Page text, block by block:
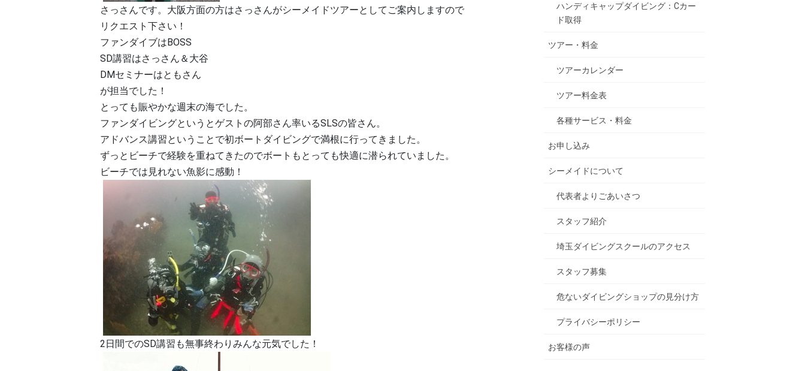
さっさんです。大阪方面の方はさっさんがシーメイドツアーとしてご案内しますので
リクエスト下さい！
ファンダイブはBOSS
SD講習はさっさん＆大谷
DMセミナーはともさん
が担当でした！
とっても賑やかな週末の海でした。
ファンダイビングというとゲストの阿部さん率いるSLSの皆さん。
アドバンス講習ということで初ボートダイビングで満根に行ってきました。
ずっとビーチで経験を重ねてきたのでボートもとっても快適に潜られていました。
ビーチでは見れない魚影に感動！
2日間でのSD講習も無事終わりみんな元気でした！
ハンディキャップダイビング：Cカー
ド取得
ツアー・料金
ツアーカレンダー
ツアー料金表
各種サービス・料金
お申し込み
シーメイドについて
代表者よりごあいさつ
スタッフ紹介
埼玉ダイビングスクールのアクセス
スタッフ募集
危ないダイビングショップの見分け方
プライバシーポリシー
お客様の声